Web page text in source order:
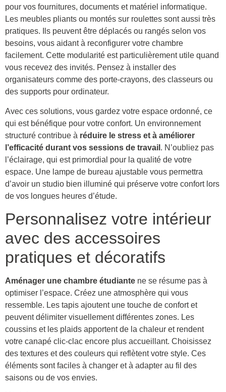
pour vos fournitures, documents et matériel informatique.
Les meubles pliants ou montés sur roulettes sont aussi très
pratiques. Ils peuvent être déplacés ou rangés selon vos
besoins, vous aidant à reconfigurer votre chambre
facilement. Cette modularité est particulièrement utile quand
vous recevez des invités. Pensez à installer des
organisateurs comme des porte-crayons, des classeurs ou
des supports pour ordinateur.
Avec ces solutions, vous gardez votre espace ordonné, ce
qui est bénéfique pour votre confort. Un environnement
structuré contribue à réduire le stress et à améliorer
l’efficacité durant vos sessions de travail . N’oubliez pas
l’éclairage, qui est primordial pour la qualité de votre
espace. Une lampe de bureau ajustable vous permettra
d’avoir un studio bien illuminé qui préserve votre confort lors
de vos longues heures d’étude.
Personnalisez votre intérieur
avec des accessoires
pratiques et décoratifs
Aménager une chambre étudiante ne se résume pas à
optimiser l’espace. Créez une atmosphère qui vous
ressemble. Les tapis ajoutent une touche de confort et
peuvent délimiter visuellement différentes zones. Les
coussins et les plaids apportent de la chaleur et rendent
votre canapé clic-clac encore plus accueillant. Choisissez
des textures et des couleurs qui reflètent votre style. Ces
éléments sont faciles à changer et à adapter au fil des
saisons ou de vos envies.